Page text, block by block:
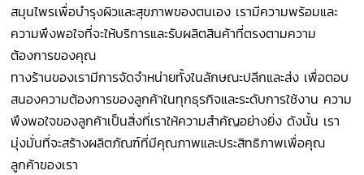
สมุนไพรเพื่อบำรุงผิวและสุขภาพของตนเอง เรามีความพร้อมและ
ความพึงพอใจที่จะให้บริการและรับผลิตสินค้าที่ตรงตามความ
ต้องการของคุณ
ทางร้านของเรามีการจัดจำหน่ายทั้งในลักษณะปลีกและส่ง เพื่อตอบ
สนองความต้องการของลูกค้าในทุกธุรกิจและระดับการใช้งาน ความ
พึงพอใจของลูกค้าเป็นสิ่งที่เราให้ความสำคัญอย่างยิ่ง ดังนั้น เรา
มุ่งมั่นที่จะสร้างผลิตภัณฑ์ที่มีคุณภาพและประสิทธิภาพเพื่อคุณ
ลูกค้าของเรา